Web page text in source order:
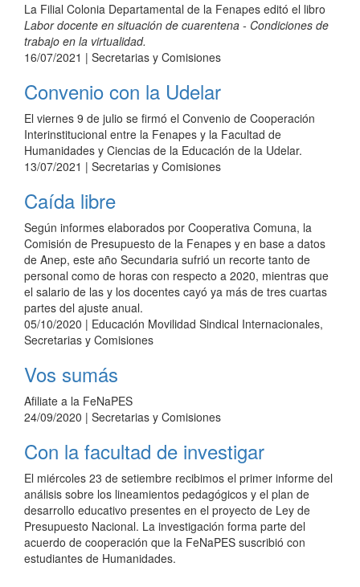
La Filial Colonia Departamental de la Fenapes editó el libro
Labor docente en situación de cuarentena - Condiciones de
trabajo en la virtualidad.
16/07/2021 | Secretarias y Comisiones
Convenio con la Udelar
El viernes 9 de julio se firmó el Convenio de Cooperación
Interinstitucional entre la Fenapes y la Facultad de
Humanidades y Ciencias de la Educación de la Udelar.
13/07/2021 | Secretarias y Comisiones
Caída libre
Según informes elaborados por Cooperativa Comuna, la
Comisión de Presupuesto de la Fenapes y en base a datos
de Anep, este año Secundaria sufrió un recorte tanto de
personal como de horas con respecto a 2020, mientras que
el salario de las y los docentes cayó ya más de tres cuartas
partes del ajuste anual.
05/10/2020 | Educación Movilidad Sindical Internacionales,
Secretarias y Comisiones
Vos sumás
Afiliate a la FeNaPES
24/09/2020 | Secretarias y Comisiones
Con la facultad de investigar
El miércoles 23 de setiembre recibimos el primer informe del
análisis sobre los lineamientos pedagógicos y el plan de
desarrollo educativo presentes en el proyecto de Ley de
Presupuesto Nacional. La investigación forma parte del
acuerdo de cooperación que la FeNaPES suscribió con
estudiantes de Humanidades.